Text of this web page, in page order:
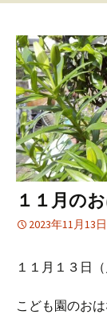
プ
１１月の
2023年11月13日
１１月１３日（
こども園のお